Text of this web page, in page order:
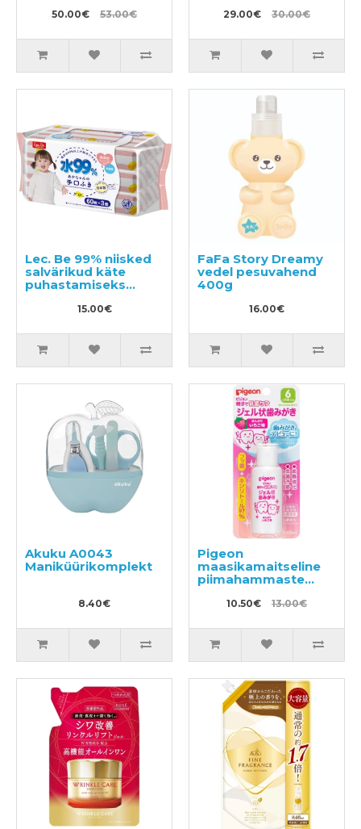
toitmiseks 180ml +
50.00€ 53.00€ 29.00€ 30.00€
Lec. Be 99% niisked
salvärikud käte
puhastamiseks
15.00€
FaFa Story Dreamy
vedel pesuvahend
400g
16.00€
Akuku A0043
Maniküürikomplekt
8.40€
Pigeon
maasikamaitseline
piimahammaste
10.50€ 13.00€